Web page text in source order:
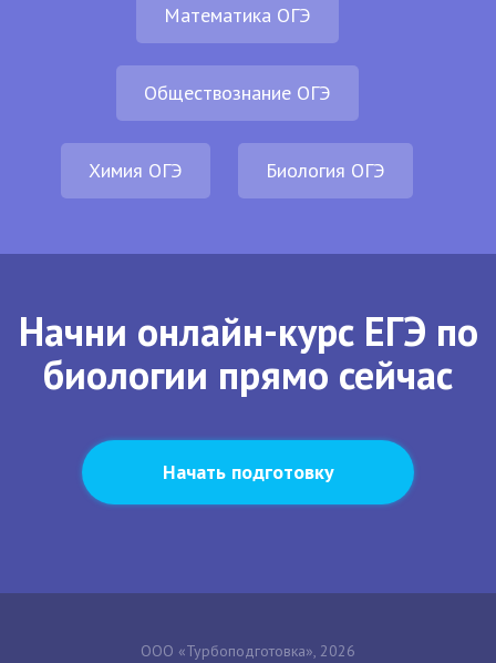
Математика ОГЭ
Обществознание ОГЭ
Химия ОГЭ Биология ОГЭ
Начни онлайн-курс ЕГЭ по
биологии прямо сейчас
Начать подготовку
ООО «Турбоподготовка», 2026